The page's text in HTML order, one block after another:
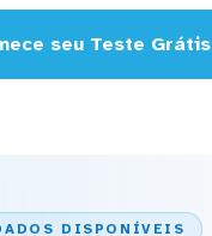
seu Teste Grátis
DISPONÍVEIS